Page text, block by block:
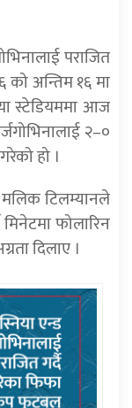
पराजित
अन्तिम १६ मा
स्टेडियममा आज
२–०
हो ।
टिलम्यानले
फोलारिन
दिलाए ।